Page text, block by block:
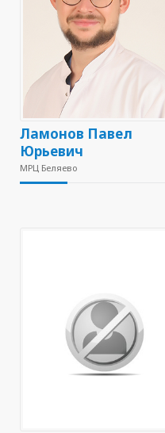
Ламонов Павел
Юрьевич
МРЦ Беляево